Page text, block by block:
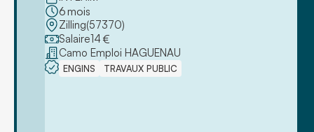
6mois
Zilling(57370)
Salaire14 €
Camo Emploi HAGUENAU
ENGINS TRAVAUX PUBLIC